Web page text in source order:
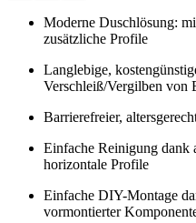
Moderne Duschlösung:
zusätzliche Profile
Langlebige,
Verschleiß/Vergilben von
Barrierefreier,
Einfache Reinigung dank
horizontale Profile
Einfache DIY-Montage
vormontierter